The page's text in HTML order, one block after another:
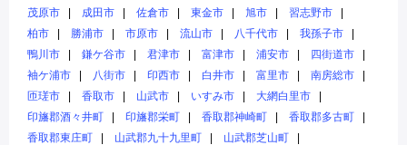
茂原市
成田市 佐倉市 東金市 旭市
習志野市
柏市
勝浦市 市原市 流山市 八千代市
我孫子市
鴨川市
鎌ケ谷市 君津市 富津市 浦安市
四街道市
袖ケ浦市
八街市 印西市 白井市 富里市
南房総市
匝瑳市
香取市 山武市 いすみ市
大網白里市
印旛郡酒々井町
印旛郡栄町 香取郡神崎町
香取郡多古町
香取郡東庄町
山武郡九十九里町
山武郡芝山町